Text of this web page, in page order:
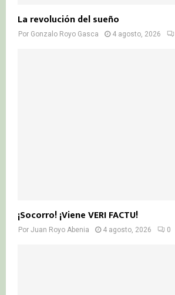
La revolución del sueño
Por Gonzalo Royo Gasca 4 agosto, 2026
¡Socorro! ¡Viene VERI FACTU!
Por Juan Royo Abenia 4 agosto, 2026 0